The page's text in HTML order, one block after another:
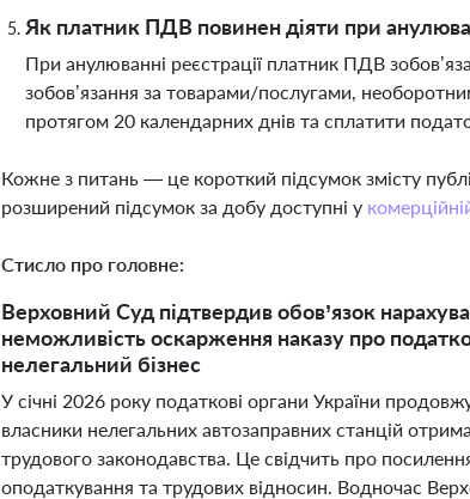
Як платник ПДВ повинен діяти при
При анулюванні реєстрації платник ПДВ
зобов’язання за товарами/послугами,
протягом 20 календарних днів та сплатити
Кожне з питань — це короткий підсумок змісту
розширений підсумок за добу доступні у
Стисло про головне:
Верховний Суд підтвердив обов’язок
неможливість оскарження наказу про
нелегальний бізнес
У січні 2026 року податкові органи України
власники нелегальних автозаправних станцій
трудового законодавства. Це свідчить про
оподаткування та трудових відносин. Водночас